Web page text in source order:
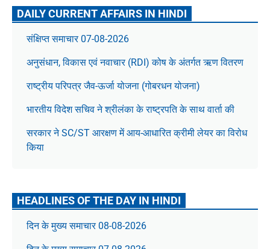
DAILY CURRENT AFFAIRS IN HINDI
संक्षिप्त समाचार 07-08-2026
अनुसंधान, विकास एवं नवाचार (RDI) कोष के अंतर्गत ऋण वितरण
राष्ट्रीय परिपत्र जैव-ऊर्जा योजना (गोबरधन योजना)
भारतीय विदेश सचिव ने श्रीलंका के राष्ट्रपति के साथ वार्ता की
सरकार ने SC/ST आरक्षण में आय-आधारित क्रीमी लेयर का विरोध
किया
HEADLINES OF THE DAY IN HINDI
दिन के मुख्य समाचार 08-08-2026